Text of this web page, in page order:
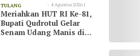
TULANG
BAWANG
4 Agustus 2026 |
20:51
Meriahkan HUT RI Ke-81,
Bupati Qudrotul Gelar
Senam Udang Manis di